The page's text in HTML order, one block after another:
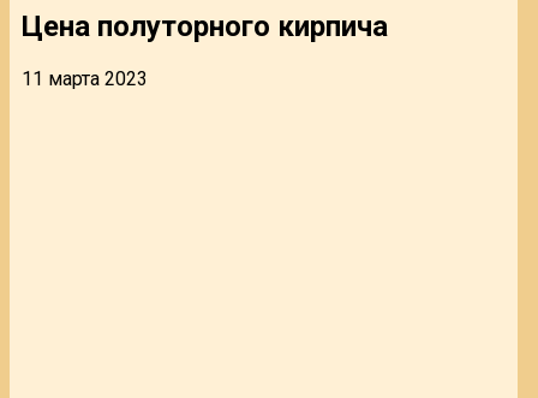
Цена полуторного кирпича
11 марта 2023